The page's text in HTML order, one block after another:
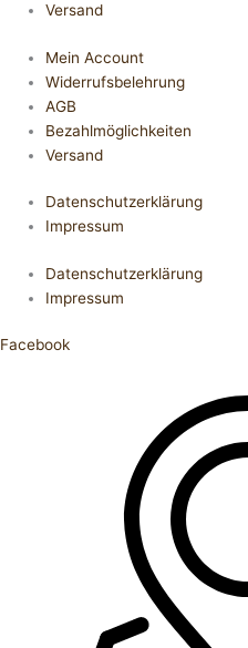
Versand
Mein Account
Widerrufsbelehrung
AGB
Bezahlmöglichkeiten
Versand
Datenschutzerklärung
Impressum
Datenschutzerklärung
Impressum
Facebook